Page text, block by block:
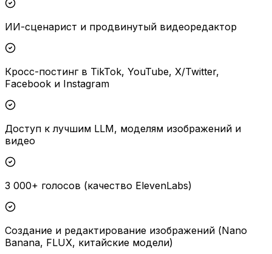
ИИ-сценарист и продвинутый видеоредактор
Кросс-постинг в TikTok, YouTube, X/Twitter,
Facebook и Instagram
Доступ к лучшим LLM, моделям изображений и
видео
3 000+ голосов (качество ElevenLabs)
Создание и редактирование изображений (Nano
Banana, FLUX, китайские модели)